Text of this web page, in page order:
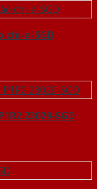
chi-a-SGD
23029-SGD